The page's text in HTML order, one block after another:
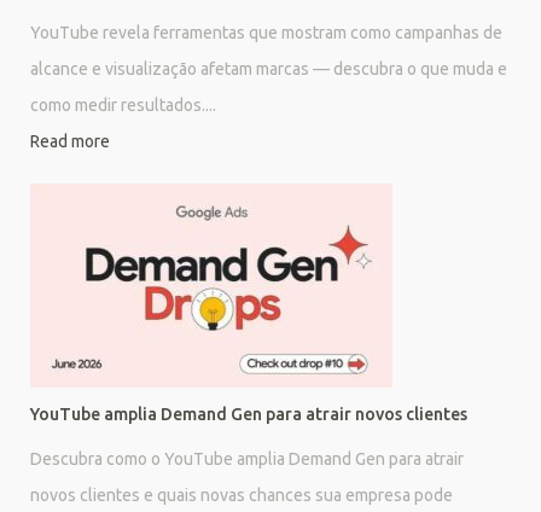
YouTube revela ferramentas que mostram como campanhas de
alcance e visualização afetam marcas — descubra o que muda e
como medir resultados....
Read more
YouTube amplia Demand Gen para atrair novos clientes
Descubra como o YouTube amplia Demand Gen para atrair
novos clientes e quais novas chances sua empresa pode